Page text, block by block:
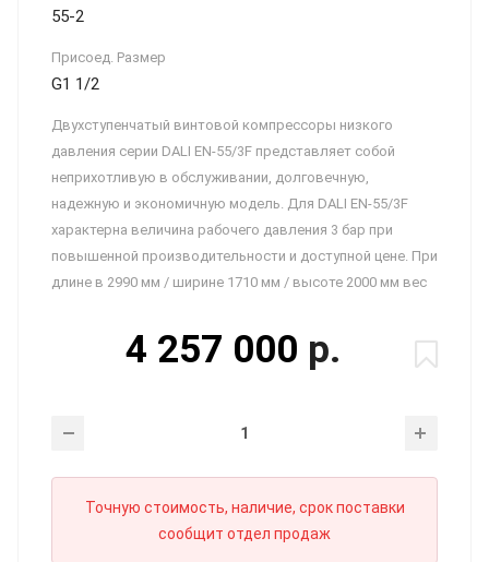
55-2
Присоед. Размер
G1 1/2
Двухступенчатый винтовой компрессоры низкого
давления серии DALI EN-55/3F представляет собой
неприхотливую в обслуживании, долговечную,
надежную и экономичную модель. Для DALI EN-55/3F
характерна величина рабочего давления 3 бар при
повышенной производительности и доступной цене. При
длине в 2990 мм / ширине 1710 мм / высоте 2000 мм вес
4 257 000 р.
Точную стоимость, наличие, срок поставки
сообщит отдел продаж